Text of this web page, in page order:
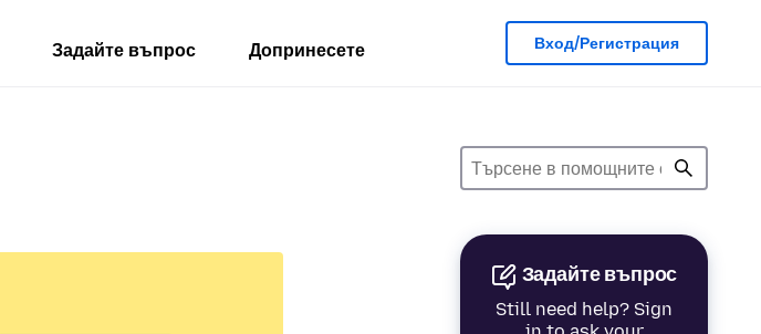
Задайте въпрос Допринесете Вход/Регистрация
Задайте въпрос
Still need help? Sign